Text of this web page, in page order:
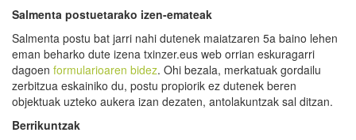
Salmenta postuetarako izen-emateak
Salmenta postu bat jarri nahi dutenek maiatzaren 5a baino lehen
eman beharko dute izena txinzer.eus web orrian eskuragarri
dagoen formularioaren bidez. Ohi bezala, merkatuak gordailu
zerbitzua eskainiko du, postu propiorik ez dutenek beren
objektuak uzteko aukera izan dezaten, antolakuntzak sal ditzan.
Berrikuntzak